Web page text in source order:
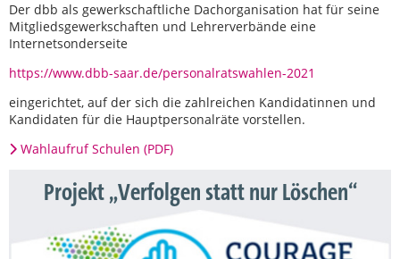
Der dbb als gewerkschaftliche Dachorganisation hat für seine
Mitgliedsgewerkschaften und Lehrerverbände eine
Internetsonderseite
https://www.dbb-saar.de/personalratswahlen-2021
eingerichtet, auf der sich die zahlreichen Kandidatinnen und
Kandidaten für die Hauptpersonalräte vorstellen.
Wahlaufruf Schulen (PDF)
Projekt „Verfolgen statt nur Löschen“